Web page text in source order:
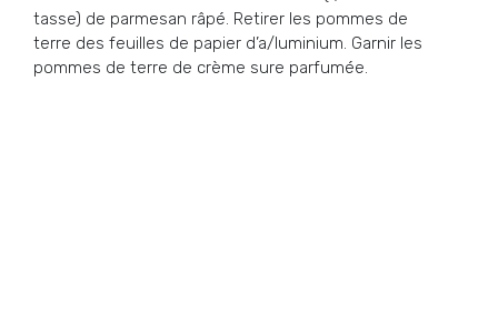
tasse) de parmesan râpé. Retirer les pommes de
terre des feuilles de papier d’a/luminium. Garnir les
pommes de terre de crème sure parfumée.